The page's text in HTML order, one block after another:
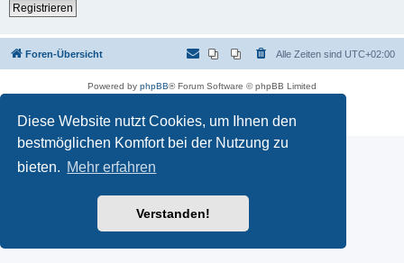
Diese Website nutzt Cookies, um Ihnen den
bestmöglichen Komfort bei der Nutzung zu
bieten. Mehr erfahren
Verstanden!
Registrieren
Foren-Übersicht Alle Zeiten sind UTC+02:00
Powered by phpBB® Forum Software © phpBB Limited
Datenschutz|Nutzungsbedingungen